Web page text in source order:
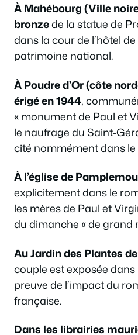
À Mahébourg (Ville
bronzede la statue de
dans la cour de l’hôtel
patrimoine national.
À Poudre d’Or (côte
érigé en 1944,
« monument de Paul et
le naufrage du Saint-
cité nommément dans
À l’église de
explicitement dans le
les mères de Paul et
du dimanche « de grand
Au Jardin des Plantes
couple est exposée
preuve de l’impact du
française.
Dans les librairies